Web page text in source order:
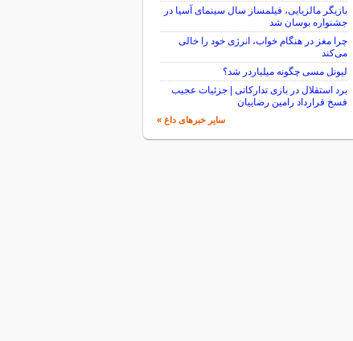
بازیگر مالزیایی، فیلمساز سال سینمای آسیا در
جشنواره بوسان شد
چرا مغز در هنگام خواب، انرژی خود را خالی
می‌کند
لیونل مسی چگونه میلیاردر شد؟
برد استقلال در بازی تدارکاتی | جزئیات عجیب
فسخ قرارداد رامین رضاییان
سایر خبرهای داغ »